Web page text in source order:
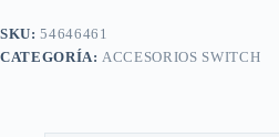
SKU:54646461
CATEGORÍA:ACCESORIOS SWITCH